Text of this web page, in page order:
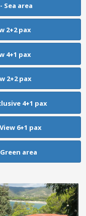
Sea area
2+2 pax
4+1 pax
2+2 pax
4+1 pax
6+1 pax
area